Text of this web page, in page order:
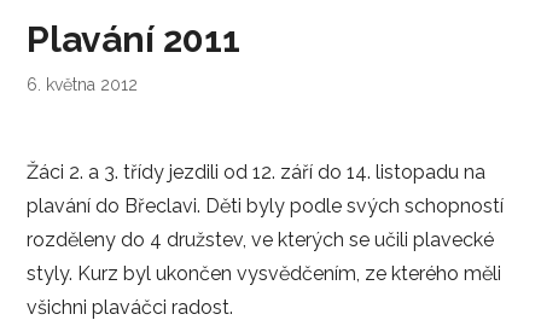
Plavání 2011
6. května 2012
Žáci 2. a 3. třídy jezdili od 12. září do 14. listopadu na
plavání do Břeclavi. Děti byly podle svých schopností
rozděleny do 4 družstev, ve kterých se učili plavecké
styly. Kurz byl ukončen vysvědčením, ze kterého měli
všichni plaváčci radost.